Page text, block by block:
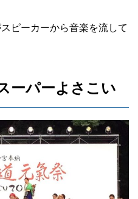
ピーカーから音楽を流して
ーパーよさこい